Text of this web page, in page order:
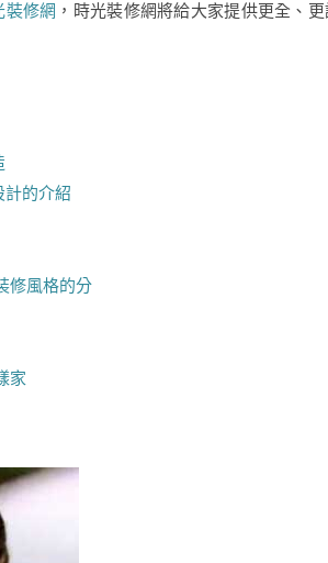
裝修網 ，時光裝修網將給大家提供更全、
計的介紹
修風格的分
家